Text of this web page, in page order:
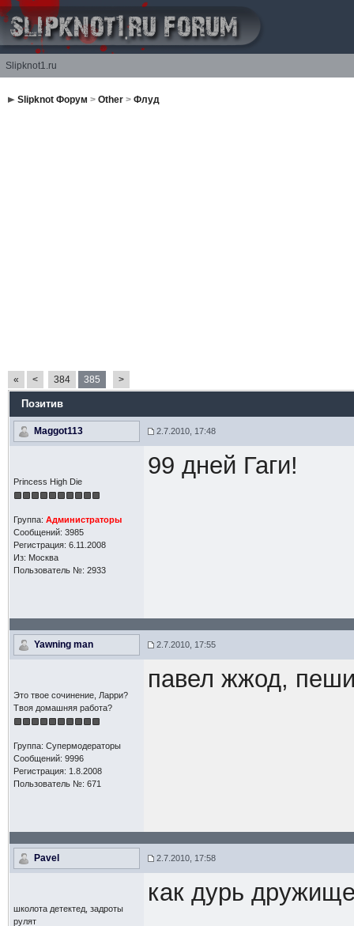
Slipknot1.ru
Slipknot Форум > Other> Флуд
« < 384 385 >
Позитив
Maggot113 2.7.2010, 17:48
Princess High Die
Группа: Администраторы
Сообщений: 3985
Регистрация: 6.11.2008
Из: Москва
Пользователь №: 2933
99 дней Гаги!
Yawning man 2.7.2010, 17:55
Это твое сочинение, Ларри?
Твоя домашняя работа?
Группа: Супермодераторы
Сообщений: 9996
Регистрация: 1.8.2008
Пользователь №: 671
павел жжод,
Pavel 2.7.2010, 17:58
школота детектед, задроты
рулят
как дурь